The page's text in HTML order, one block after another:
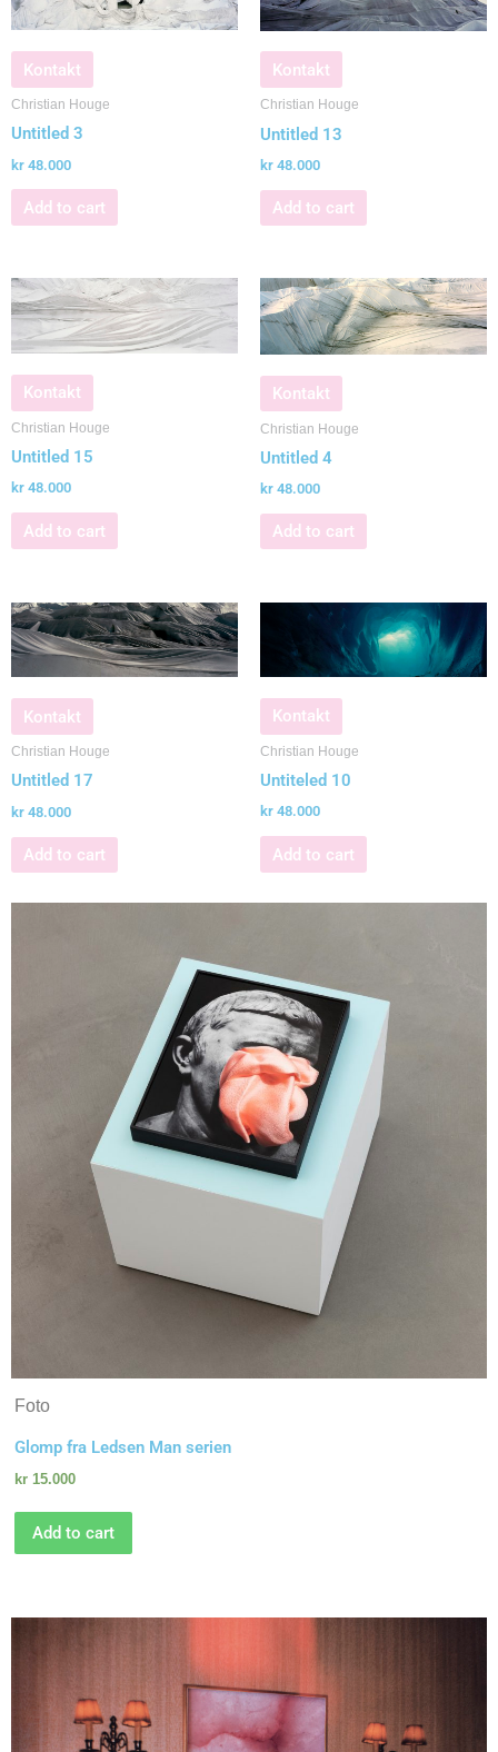
Kontakt
Christian Houge
Untitled 3
kr 48.000
Add to cart
Kontakt
Christian Houge
Untitled 13
kr 48.000
Add to cart
Kontakt
Christian Houge
Untitled 15
kr 48.000
Add to cart
Kontakt
Christian Houge
Untitled 4
kr 48.000
Add to cart
Kontakt
Christian Houge
Untitled 17
kr 48.000
Add to cart
Kontakt
Christian Houge
Untiteled 10
kr 48.000
Add to cart
Foto
Glomp fra Ledsen Man serien
kr15.000
Add to cart